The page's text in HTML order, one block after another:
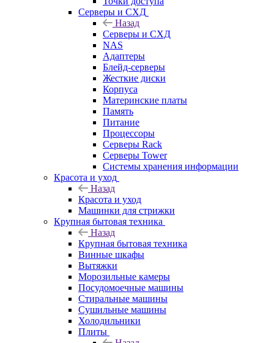
Серверы и СХД
Назад
Серверы и СХД
NAS
Адаптеры
Блейд-серверы
Жесткие диски
Корпуса
Материнские платы
Память
Питание
Процессоры
Серверы Rack
Серверы Tower
Системы хранения информации
Красота и уход
Назад
Красота и уход
Машинки для стрижки
Крупная бытовая техника
Назад
Крупная бытовая техника
Винные шкафы
Вытяжки
Морозильные камеры
Посудомоечные машины
Стиральные машины
Сушильные машины
Холодильники
Плиты